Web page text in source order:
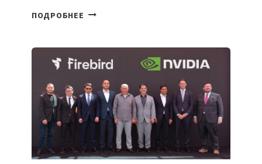
ПОДРОБНЕЕ КАЗАХСТАНСКИЙ
ЗАНЯЛ
ВТОРОЕ
МЕСТО
НА
МЕЖДУНАРОДНОЙ
ОЛИМПИАДЕ
ПО